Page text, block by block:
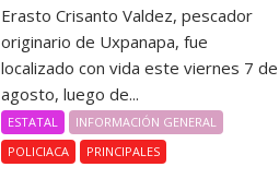
Erasto Crisanto Valdez, pescador
originario de Uxpanapa, fue
localizado con vida este viernes 7 de
agosto, luego de...
ESTATAL
INFORMACIÓN GENERAL
POLICIACA
PRINCIPALES